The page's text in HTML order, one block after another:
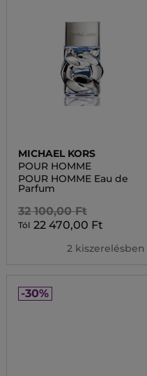
MICHAEL KORS
POUR HOMME
POUR HOMME Eau de
Parfum
32 100,00 Ft
Tól 22 470,00 Ft
2 kiszerelésben
-30%